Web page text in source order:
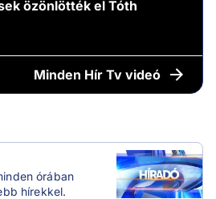
özönlötték el Tóth
Minden Hír Tv videó
órában
hírekkel.